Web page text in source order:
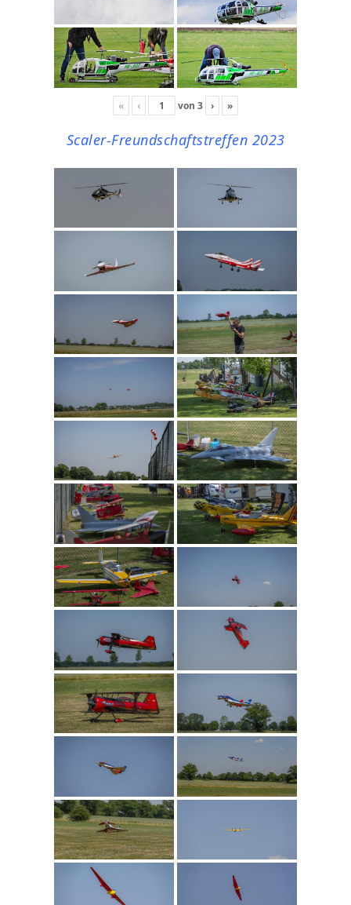
« ‹ von 3 › »
Scaler-Freundschaftstreffen 2023